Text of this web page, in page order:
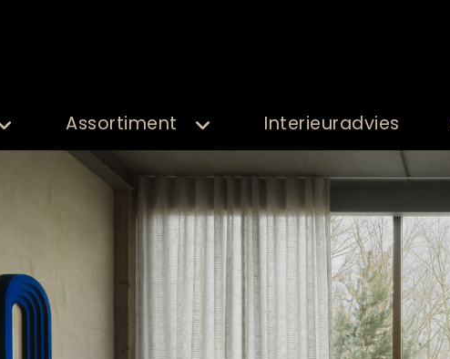
Assortiment Interieuradvies